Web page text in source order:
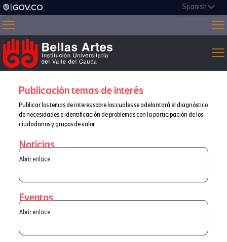
Publicación temas de interés
Publicar los temas de interés sobre los cuales se adelantará el diagnóstico
de necesidades e identificación de problemas con la participación de los
ciudadanos y grupos de valor
Noticias
Abrir enlace
Eventos
Abrir enlace